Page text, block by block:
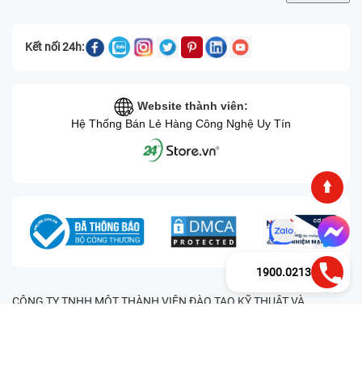
Kết nối 24h:
Website thành viên:
Hệ Thống Bán Lẻ Hàng Công Nghệ Uy Tín
CÔNG TY TNHH MỘT THÀNH VIÊN ĐÀO TẠO KỸ THUẬT VÀ
1900.0213